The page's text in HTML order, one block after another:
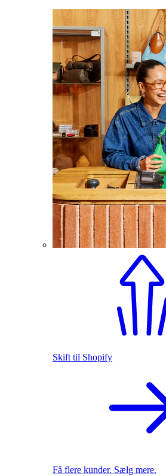
Skift til Shopify
Få flere kunder. Sælg mere.